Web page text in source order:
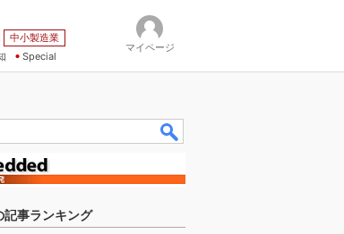
中小製造業
Special
マイページ
記事ランキング